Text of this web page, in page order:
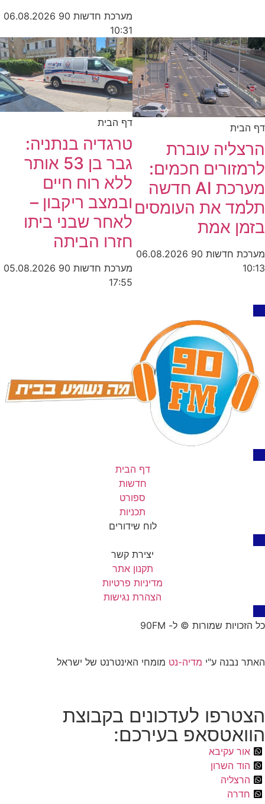
מערכת חדשות 90
06.08.2026
10:31
דף הבית
הרצליה עוברת
לרמזורים חכמים:
מערכת AI חדשה
תלמד את העומסים
בזמן אמת
מערכת חדשות 90
06.08.2026
10:13
דף הבית
טרגדיה בנתניה:
גבר בן 53 אותר
ללא רוח חיים
ובמצב ריקבון –
לאחר שבני ביתו
חזרו הביתה
מערכת חדשות 90
05.08.2026
17:55
דף הבית
חדשות
ספורט
תכניות
לוח שידורים
יצירת קשר
תקנון אתר
מדיניות פרטיות
הצהרת נגישות
כל הזכויות שמורות © ל- 90FM
האתר נבנה ע"י מדיה-נט מומחי האינטרנט של ישראל
הצטרפו לעדכונים בקבוצת
הוואטסאפ בעירכם:
אור עקיבא
הוד השרון
הרצליה
חדרה